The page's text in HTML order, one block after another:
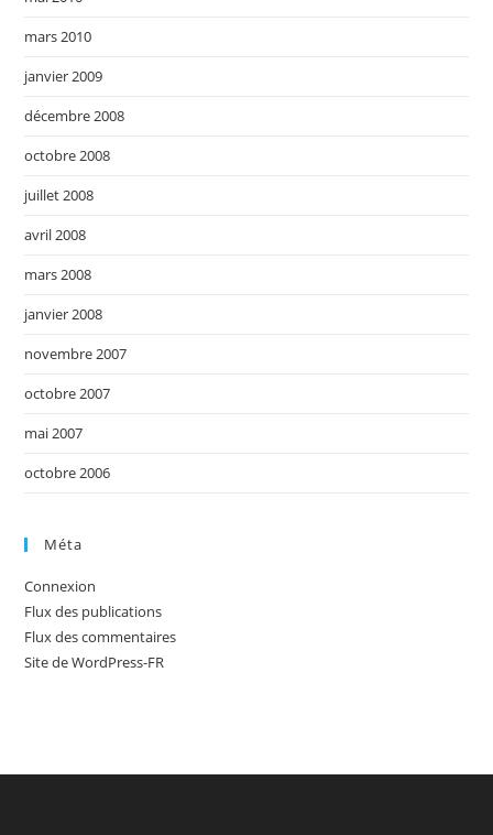
mars 2010
janvier 2009
décembre 2008
octobre 2008
juillet 2008
avril 2008
mars 2008
janvier 2008
novembre 2007
octobre 2007
mai 2007
octobre 2006
Méta
Connexion
Flux des publications
Flux des commentaires
Site de WordPress-FR